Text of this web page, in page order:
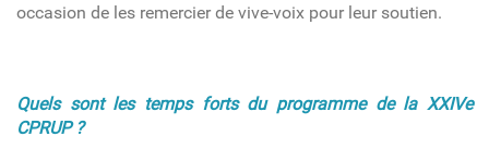
occasion de les remercier de vive-voix pour leur soutien.
Quels sont les temps forts du programme de la XXIVe
CPRUP ?